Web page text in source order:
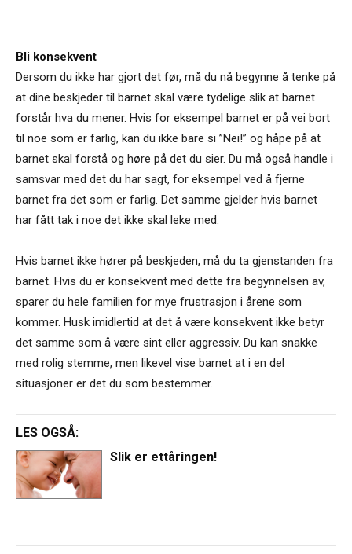
Bli konsekvent
Dersom du ikke har gjort det før, må du nå begynne å tenke på
at dine beskjeder til barnet skal være tydelige slik at barnet
forstår hva du mener. Hvis for eksempel barnet er på vei bort
til noe som er farlig, kan du ikke bare si ”Nei!” og håpe på at
barnet skal forstå og høre på det du sier. Du må også handle i
samsvar med det du har sagt, for eksempel ved å fjerne
barnet fra det som er farlig. Det samme gjelder hvis barnet
har fått tak i noe det ikke skal leke med.
Hvis barnet ikke hører på beskjeden, må du ta gjenstanden fra
barnet. Hvis du er konsekvent med dette fra begynnelsen av,
sparer du hele familien for mye frustrasjon i årene som
kommer. Husk imidlertid at det å være konsekvent ikke betyr
det samme som å være sint eller aggressiv. Du kan snakke
med rolig stemme, men likevel vise barnet at i en del
situasjoner er det du som bestemmer.
LES OGSÅ:
Slik er ettåringen!